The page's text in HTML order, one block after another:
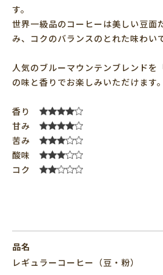
す。
世界一級品のコーヒーは美しい豆面
み、コクのバランスのとれた味わいで
人気のブルーマウンテンブレンドを
の味と香りでお楽しみいただけます。
香り
甘み
苦み
酸味
コク
品名
レギュラーコーヒー（豆・粉）